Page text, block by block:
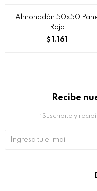
Almohadón 50x50
Rojo
$ 1.161
Recibe
¡Suscribite y